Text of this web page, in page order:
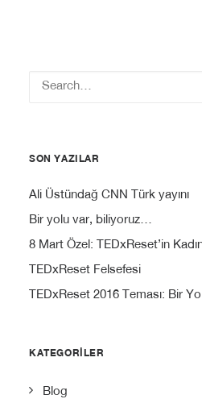
SON YAZILAR
Ali Üstündağ CNN Türk yayını
Bir yolu var, biliyoruz…
8 Mart Özel: TEDxReset’in
TEDxReset Felsefesi
TEDxReset 2016 Teması: Bir
KATEGORILER
Blog